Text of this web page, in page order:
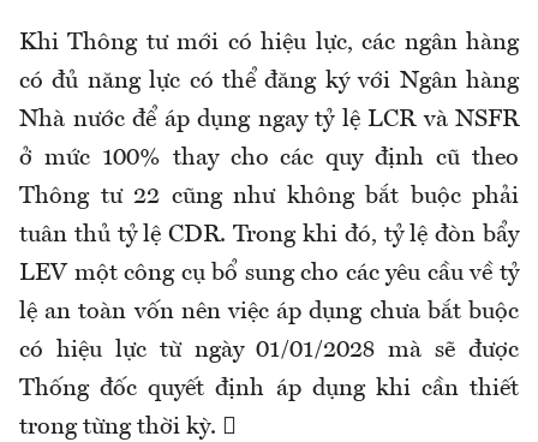
Khi Thông tư mới có hiệu lực, các ngân hàng
có đủ năng lực có thể đăng ký với Ngân hàng
Nhà nước để áp dụng ngay tỷ lệ LCR và NSFR
ở mức 100% thay cho các quy định cũ theo
Thông tư 22 cũng như không bắt buộc phải
tuân thủ tỷ lệ CDR. Trong khi đó, tỷ lệ đòn bẩy
LEV một công cụ bổ sung cho các yêu cầu về tỷ
lệ an toàn vốn nên việc áp dụng chưa bắt buộc
có hiệu lực từ ngày 01/01/2028 mà sẽ được
Thống đốc quyết định áp dụng khi cần thiết
trong từng thời kỳ. 